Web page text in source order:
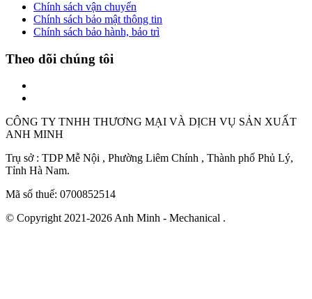
Chính sách vận chuyển
Chính sách bảo mật thông tin
Chính sách bảo hành, bảo trì
Theo dõi chúng tôi
CÔNG TY TNHH THƯƠNG MẠI VÀ DỊCH VỤ SẢN XUẤT
ANH MINH
Trụ sở : TDP Mễ Nội , Phường Liêm Chính , Thành phố Phủ Lý,
Tỉnh Hà Nam.
Mã số thuế: 0700852514
© Copyright 2021-2026 Anh Minh - Mechanical .